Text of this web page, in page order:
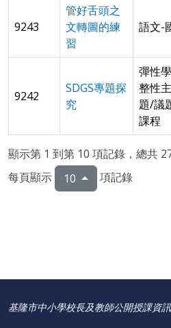
9243
管好舌頭之
文轉圖的練
習
語文-
9242
SDGS專題探
究
彈性
整性
題/議
課程
顯示第 1 到第 10 項記錄，總共
每頁顯示
10 項記錄
基隆市中小學校長及教師公開授課資